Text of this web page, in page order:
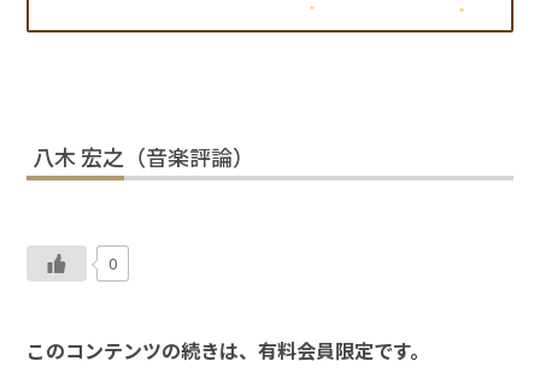
八木 宏之（音楽評論）
0
このコンテンツの続きは、有料会員限定です。